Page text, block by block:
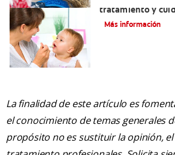
tratamiento y
Más información
La finalidad de este artículo es
el conocimiento de temas generales
propósito no es sustituir la opinión,